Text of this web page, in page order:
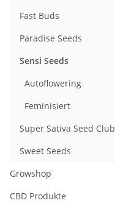
Fast Buds
Paradise Seeds
Sensi Seeds
Autoflowering
Feminisiert
Super Sativa Seed Club
Sweet Seeds
Growshop
CBD Produkte